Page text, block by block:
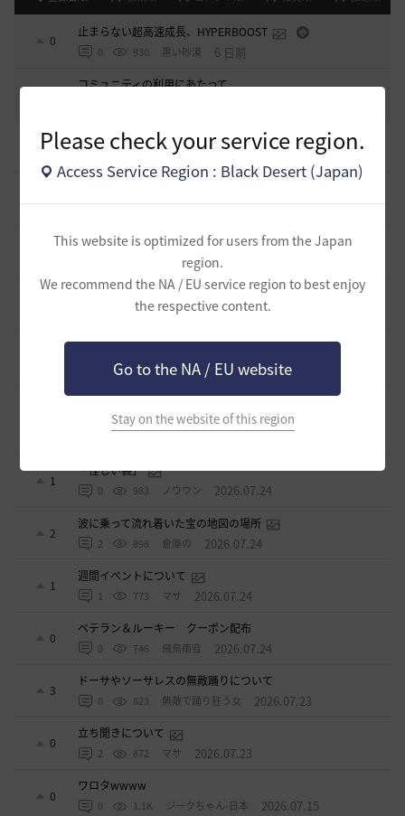
Please check your service region.
Access Service Region : Black Desert (Japan)
This website is optimized for users from the Japan
region.
We recommend the NA / EU service region to best enjoy
the respective content.
Go to the NA / EU website
Stay on the website of this region
0
止まらない超高速成長、HYPERBOOST
0 930 黒い砂漠 6 日前
コミュニティの利用にあたって
1
そんなこと知ってらぁ…なこと？
ノウワン
0
1 日前
取引所の購入の仕方について
歩くマシュマロ-日本
エマ・バルタリの記録日誌 9～12章について
747 飛鳥雨音 5 日前
930 黒い砂漠 6 日前
【ギルド名声】2026ハイデル宴会スクショ【どうなる？】
（2026年ギルド名声アプデリンク追記）
1
「怪しい袋」
0 983 ノウワン 2026.07.24
2
波に乗って流れ着いた宝の地図の場所
2 898 倉庫の 2026.07.24
1
週間イベントについて
1 773 マサ 2026.07.24
0
ベテラン＆ルーキー クーポン配布
0 746 飛鳥雨音 2026.07.24
3
ドーサやソーサレスの無敵踊りについて
0 823 無敵で踊り狂う女 2026.07.23
0
立ち聞きについて
2 872 マサ 2026.07.23
0
ワロタwwww
0 1.1K ジークちゃん-日本 2026.07.15